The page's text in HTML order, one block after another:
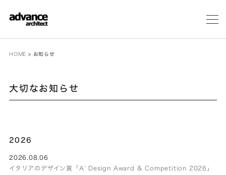
メ
HOME > お知らせ
大切なお知らせ
2026
2026.08.06
イタリアのデザイン賞「A’ Design Award & Competition 2026」